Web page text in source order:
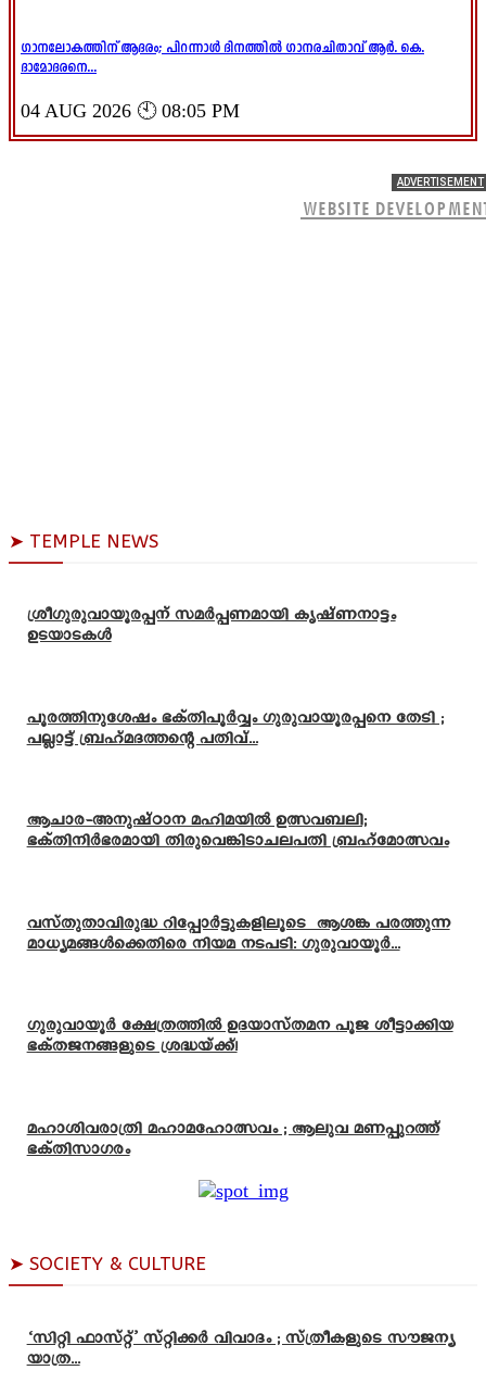
ഗാനലോകത്തിന് ആദരം; പിറന്നാൾ ദിനത്തിൽ ഗാനരചിതാവ് ആർ. കെ.
ദാമോദരനെ...
04 AUG 2026 🕙 08:05 PM
ADVERTISEMENT
WEBSITE
➤ TEMPLE NEWS
ശ്രീഗുരുവായൂരപ്പന് സമർപ്പണമായി കൃഷ്ണനാട്ടം
ഉടയാടകൾ
പൂരത്തിനുശേഷം ഭക്തിപൂർവ്വം ഗുരുവായൂരപ്പനെ തേടി ;
പല്ലാട്ട് ബ്രഹ്മദത്തന്റെ പതിവ്...
ആചാര-അനുഷ്ഠാന മഹിമയിൽ ഉത്സവബലി;
ഭക്തിനിർഭരമായി തിരുവെങ്കിടാചലപതി ബ്രഹ്മോത്സവം
വസ്തുതാവിരുദ്ധ റിപ്പോർട്ടുകളിലൂടെ ആശങ്ക പരത്തുന്ന
മാധ്യമങ്ങൾക്കെതിരെ നിയമ നടപടി: ഗുരുവായൂർ...
ഗുരുവായൂർ ക്ഷേത്രത്തിൽ ഉദയാസ്‌തമന പൂജ ശീട്ടാക്കിയ
ഭക്തജനങ്ങളുടെ ശ്രദ്ധയ്ക്ക്!
മഹാശിവരാത്രി മഹാമഹോത്സവം ; ആലുവ മണപ്പുറത്ത്
ഭക്തിസാഗരം
➤ SOCIETY & CULTURE
‘സിറ്റി ഫാസ്റ്റ്’ സ്റ്റിക്കർ വിവാദം ; സ്ത്രീകളുടെ സൗജന്യ
യാത്ര...